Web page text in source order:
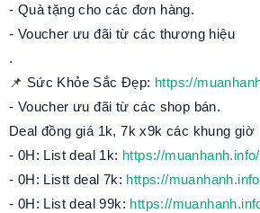
- Quà tặng cho các đơn hàng.
- Voucher ưu đãi từ các thương hiệu
.
📌 Sức Khỏe Sắc Đẹp: https://
- Voucher ưu đãi từ các shop bán.
Deal đồng giá 1k, 7k x9k các khung giờ
- 0H: List deal 1k: https://
- 0H: Listt deal 7k: https://
- 0H: List deal 99k: https://